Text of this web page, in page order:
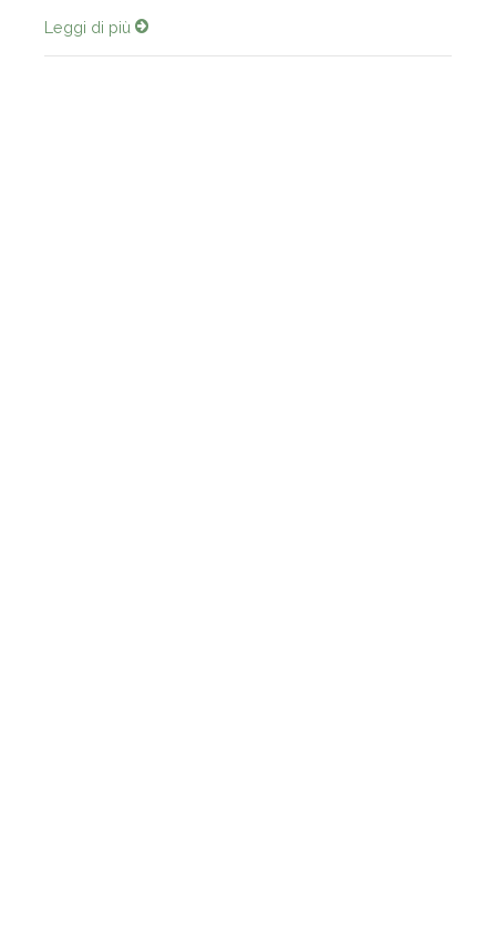
Leggi di più